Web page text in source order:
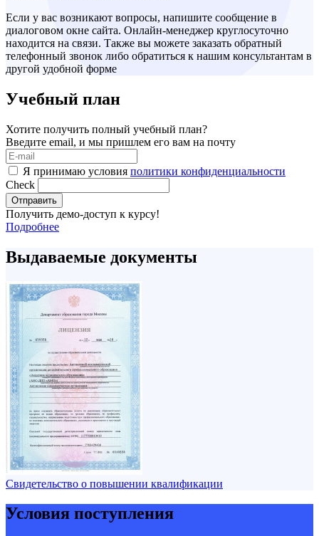
Если у вас возникают вопросы, напишите сообщение в
диалоговом окне сайта. Онлайн-менеджер круглосуточно
находится на связи. Также вы можете заказать обратный
телефонный звонок либо обратиться к нашим консультантам в
другой удобной форме
Учебный план
Хотите получить полный учебный план?
Введите email, и мы пришлем его вам на почту
Я принимаю условия политики конфиденциальности
Check
Отправить
Получить демо-доступ к курсу!
Подробнее
Выдаваемые документы
Свидетельство о повышении квалификации
Условия поступления